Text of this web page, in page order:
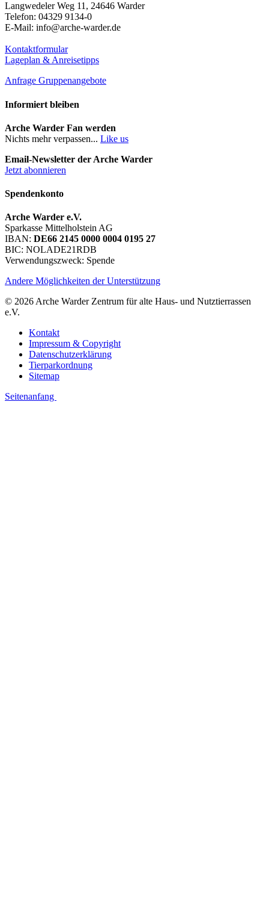
Langwedeler Weg 11, 24646 Warder
Telefon: 04329 9134-0
E-Mail: info@arche-warder.de
Kontaktformular
Lageplan & Anreisetipps
Anfrage Gruppenangebote
Informiert bleiben
Arche Warder Fan werden
Nichts mehr verpassen... Like us
Email-Newsletter der Arche Warder
Jetzt abonnieren
Spendenkonto
Arche Warder e.V.
Sparkasse Mittelholstein AG
IBAN: DE66 2145 0000 0004 0195 27
BIC: NOLADE21RDB
Verwendungszweck: Spende
Andere Möglichkeiten der Unterstützung
© 2026 Arche Warder Zentrum für alte Haus- und Nutztierrassen
e.V.
Kontakt
Impressum & Copyright
Datenschutzerklärung
Tierparkordnung
Sitemap
Seitenanfang